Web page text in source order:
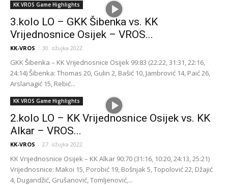
KK VROS Game Highlights
3.kolo LO – GKK Šibenka vs. KK
Vrijednosnice Osijek – VROS...
KK-VROS - 30. ožujka 2022.
GKK Šibenka – KK Vrijednosnice Osijek 99:83 (22:22, 31:31, 22:16,
24:14) Šibenka: Thomas 20, Gulin 2, Bašić 10, Jambrović 14, Paić 26,
Arslanagić 15, Rebić...
KK VROS Game Highlights
2.kolo LO – KK Vrijednosnice Osijek vs. KK
Alkar – VROS...
KK-VROS - 27. ožujka 2022.
KK Vrijednosnice Osijek – KK Alkar 90:70 (31:16, 10:20, 24:13, 25:21)
Vrijednosnice: Makoi 15, Porobić 19, Bošnjak 5, Topolović 22, Džajić
4, Dugandžić, Grušanović, Tomljenović,...